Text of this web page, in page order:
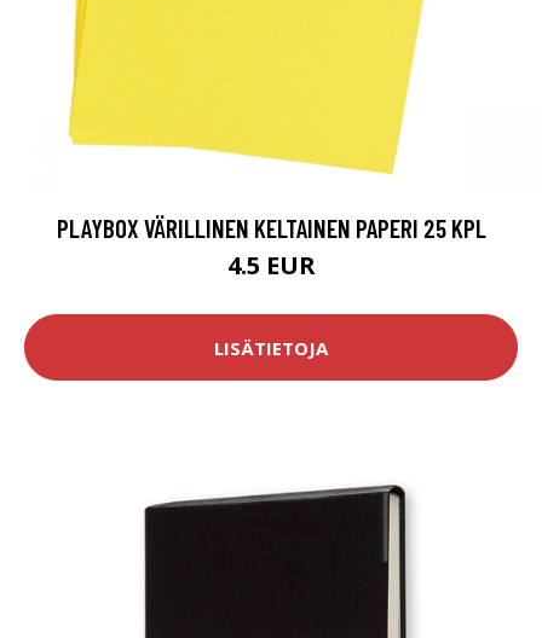
PLAYBOX VÄRILLINEN KELTAINEN PAPERI 25 KPL
4.5 EUR
LISÄTIETOJA